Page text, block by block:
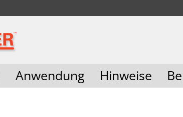
Anwendung Hinweise